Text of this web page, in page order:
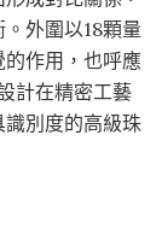
外圍以18顆量
作用，也呼應
計在精密工藝
別度的高級珠